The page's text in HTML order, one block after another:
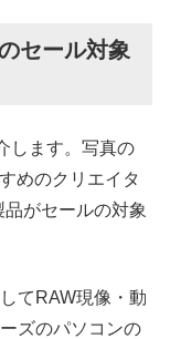
セール対象
します。写真の
めのクリエイタ
品がセールの対象
てRAW現像・動
ズのパソコンの